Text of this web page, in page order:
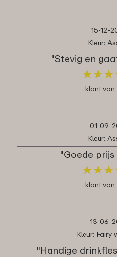
15-12-
Kleur:
"Stevig en
★★★
★★★
klant van
01-09-
Kleur:
"Goede
★★★
★★★
klant van
13-06-
Kleur: Fairy
"Handige